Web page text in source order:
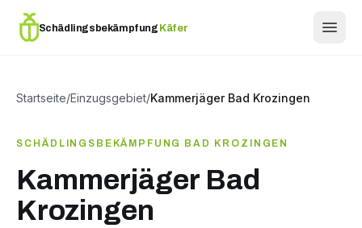
Schädlingsbekämpfung Käfer
Startseite/Einzugsgebiet/Kammerjäger Bad Krozingen
SCHÄDLINGSBEKÄMPFUNG BAD KROZINGEN
Kammerjäger Bad
Krozingen